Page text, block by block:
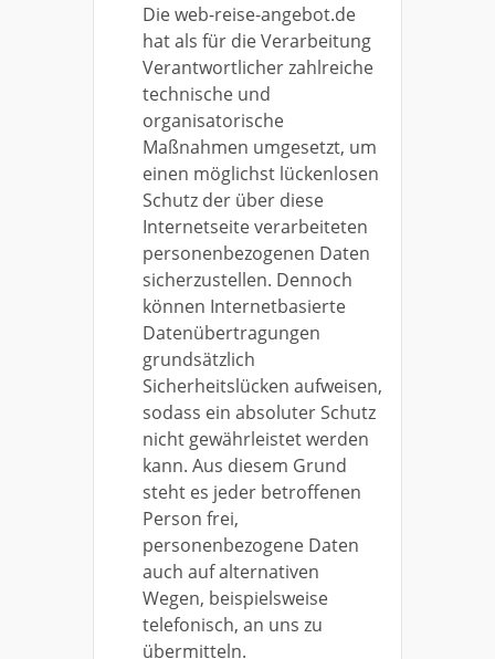
Die web-reise-angebot.de
hat als für die Verarbeitung
Verantwortlicher zahlreiche
technische und
organisatorische
Maßnahmen umgesetzt, um
einen möglichst lückenlosen
Schutz der über diese
Internetseite verarbeiteten
personenbezogenen Daten
sicherzustellen. Dennoch
können Internetbasierte
Datenübertragungen
grundsätzlich
Sicherheitslücken aufweisen,
sodass ein absoluter Schutz
nicht gewährleistet werden
kann. Aus diesem Grund
steht es jeder betroffenen
Person frei,
personenbezogene Daten
auch auf alternativen
Wegen, beispielsweise
telefonisch, an uns zu
übermitteln.